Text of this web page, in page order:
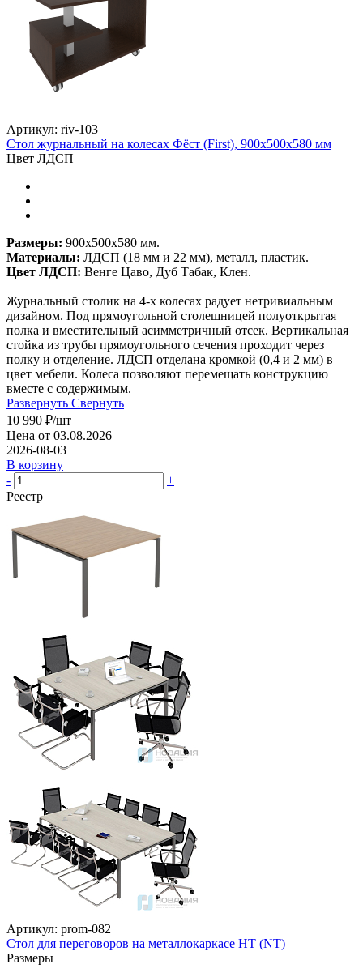
Артикул: riv-103
Стол журнальный на колесах Фёст (First), 900х500х580 мм
Цвет ЛДСП
Размеры: 900х500х580 мм.
Материалы: ЛДСП (18 мм и 22 мм), металл, пластик.
Цвет ЛДСП: Венге Цаво, Дуб Табак, Клен.
Журнальный столик на 4-х колесах радует нетривиальным
дизайном. Под прямоугольной столешницей полуоткрытая
полка и вместительный асимметричный отсек. Вертикальная
стойка из трубы прямоугольного сечения проходит через
полку и отделение. ЛДСП отделана кромкой (0,4 и 2 мм) в
цвет мебели. Колеса позволяют перемещать конструкцию
вместе с содержимым.
Развернуть Свернуть
10 990 ₽/шт
Цена от 03.08.2026
2026-08-03
В корзину
-
+
Реестр
Артикул: prom-082
Стол для переговоров на металлокаркасе НТ (NT)
Размеры